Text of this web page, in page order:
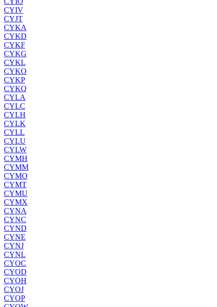
CYIV
CYJT
CYKA
CYKD
CYKF
CYKG
CYKL
CYKO
CYKP
CYKQ
CYLA
CYLC
CYLH
CYLK
CYLL
CYLU
CYLW
CYMH
CYMM
CYMO
CYMT
CYMU
CYMX
CYNA
CYNC
CYND
CYNE
CYNJ
CYNL
CYOC
CYOD
CYOH
CYOJ
CYOP